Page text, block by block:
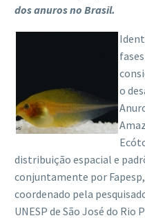
dos anuros no Brasil.
o
distribuição espacial e
conjuntamente por Fapesp,
coordenado pela
UNESP de São José do Rio